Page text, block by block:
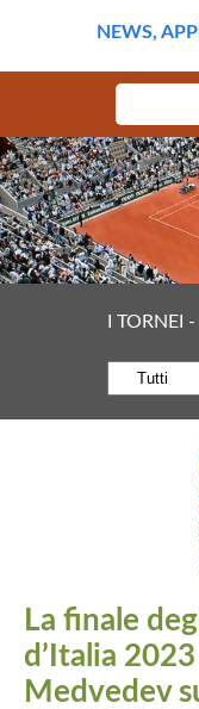
NEWS,
per:
I TORNEI
La finale
d’Italia
Medvedev